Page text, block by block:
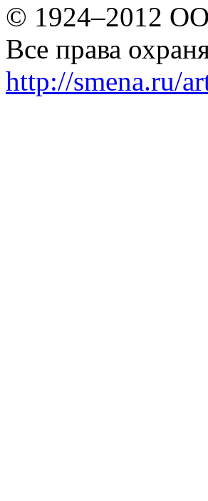
© 1924–2012
Все права
http://smena.ru/